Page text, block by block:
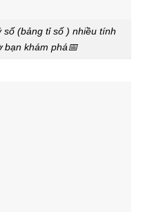
số (bảng tỉ số ) nhiều tính
bạn khám phá📅